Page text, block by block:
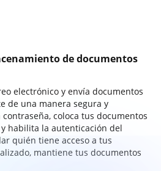
de documentos
electrónico y envía documentos
de una manera segura y
coloca tus documentos
habilita la autenticación del
quién tiene acceso a tus
mantiene tus documentos